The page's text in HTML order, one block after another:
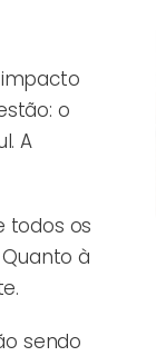
o
A
todos os
à
sendo